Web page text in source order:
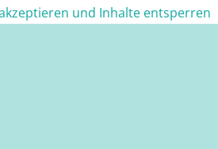
und Inhalte entsperren